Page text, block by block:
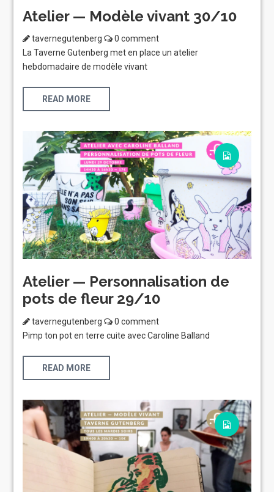
Atelier — Modèle vivant 30/10
tavernegutenberg
0 comment
La Taverne Gutenberg met en place un atelier
hebdomadaire de modèle vivant
READ MORE
Atelier — Personnalisation de
pots de fleur 29/10
tavernegutenberg
0 comment
Pimp ton pot en terre cuite avec Caroline Balland
READ MORE